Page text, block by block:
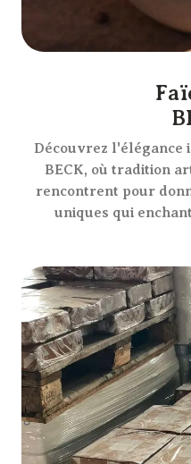
Découvrez l'élégance
BECK, où tradition
rencontrent pour
uniques qui